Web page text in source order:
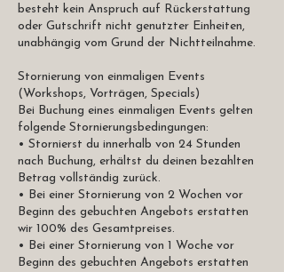
besteht kein Anspruch auf Rückerstattung
oder Gutschrift nicht genutzter Einheiten,
unabhängig vom Grund der Nichtteilnahme.
Stornierung von einmaligen Events
(Workshops, Vorträgen, Specials)
Bei Buchung eines einmaligen Events gelten
folgende Stornierungsbedingungen:
• Stornierst du innerhalb von 24 Stunden
nach Buchung, erhältst du deinen bezahlten
Betrag vollständig zurück.
• Bei einer Stornierung von 2 Wochen vor
Beginn des gebuchten Angebots erstatten
wir 100% des Gesamtpreises.
• Bei einer Stornierung von 1 Woche vor
Beginn des gebuchten Angebots erstatten